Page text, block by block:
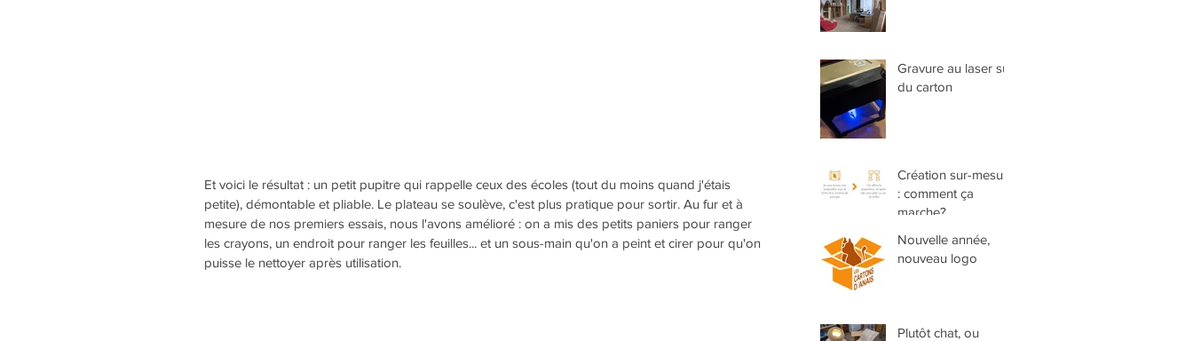
Et voici le résultat : un petit pupitre qui rappelle ceux des écoles (tout du moins quand j'étais
petite), démontable et pliable. Le plateau se soulève, c'est plus pratique pour sortir. Au fur et à
mesure de nos premiers essais, nous l'avons amélioré : on a mis des petits paniers pour ranger
les crayons, un endroit pour ranger les feuilles... et un sous-main qu'on a peint et cirer pour qu'on
puisse le nettoyer après utilisation.
Gravure au laser sur
du carton
Création sur-mesure
: comment ça
marche?
Nouvelle année,
nouveau logo
Plutôt chat, ou